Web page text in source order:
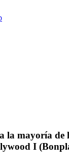
la mayoría de
I